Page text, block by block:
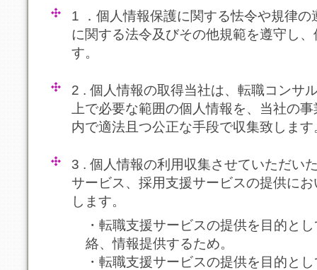
1 ．個人情報保護に関する怯令や規律
に関する法令及びその他規範を遵守し
す。
2 . 個人情報の取得当社は、転職コンサ
上で必要な範囲の個人情報を、当社の
内で適法且つ公正な手段で収集致します
3 . 個人情報の利用収集させていただい
サービス、採用支援サービスの提供に
します。
・転職支援サービスの提供を目的と
絡、情報提供するため。
・転職支援サービスの提供を目的と